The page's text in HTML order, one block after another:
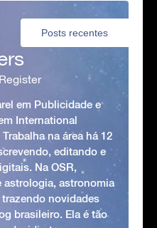
Posts recentes
em Publicidade e
International
na área há 12
editando e
Na OSR,
astrologia, astronomia
trazendo novidades
brasileiro. Ela é tão